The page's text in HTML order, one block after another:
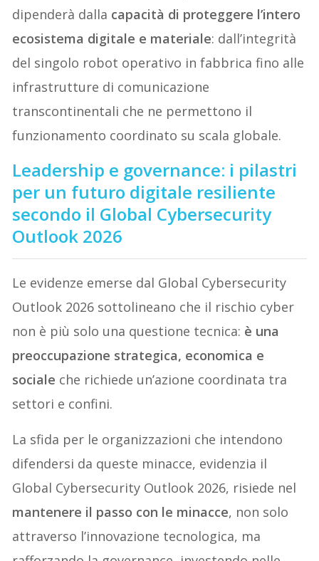
dipenderà dalla capacità di proteggere l’intero
ecosistema digitale e materiale: dall’integrità
del singolo robot operativo in fabbrica fino alle
infrastrutture di comunicazione
transcontinentali che ne permettono il
funzionamento coordinato su scala globale.
Leadership e governance: i pilastri
per un futuro digitale resiliente
secondo il Global Cybersecurity
Outlook 2026
Le evidenze emerse dal Global Cybersecurity
Outlook 2026 sottolineano che il rischio cyber
non è più solo una questione tecnica: è una
preoccupazione strategica, economica e
sociale che richiede un’azione coordinata tra
settori e confini.
La sfida per le organizzazioni che intendono
difendersi da queste minacce, evidenzia il
Global Cybersecurity Outlook 2026, risiede nel
mantenere il passo con le minacce, non solo
attraverso l’innovazione tecnologica, ma